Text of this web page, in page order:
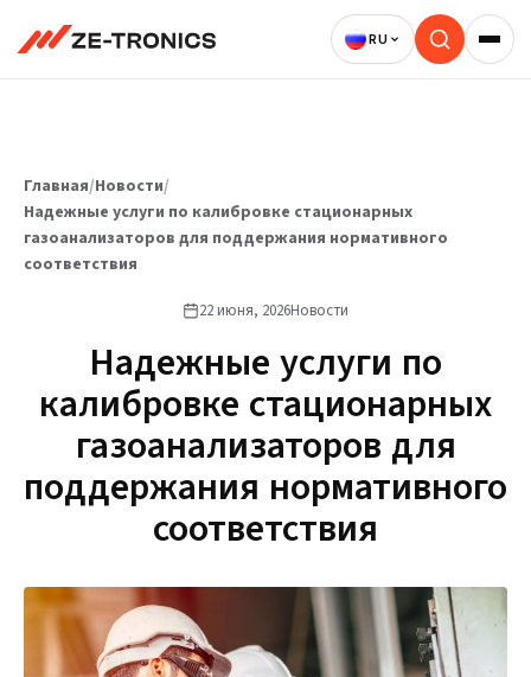
Главная/Новости/
Надежные услуги по калибровке стационарных
газоанализаторов для поддержания нормативного
соответствия
22 июня, 2026Новости
Надежные услуги по
калибровке стационарных
газоанализаторов для
поддержания нормативного
соответствия